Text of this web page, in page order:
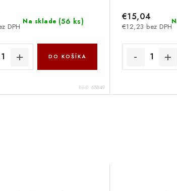
Na sklade (56 ks)
DPH
DO KOŠÍKA
Kód: 68849
€12,23 bez DPH
€15,04